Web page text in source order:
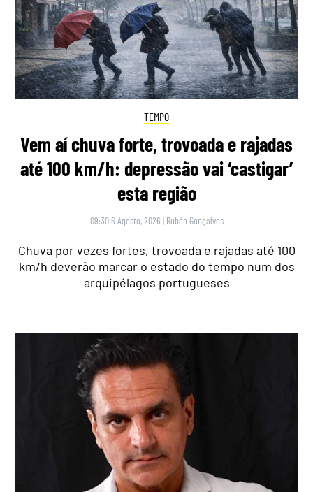
TEMPO
Vem aí chuva forte, trovoada e rajadas
até 100 km/h: depressão vai ‘castigar’
esta região
09:30 6 Agosto, 2026 | Rubén Gonçalves
Chuva por vezes fortes, trovoada e rajadas até 100
km/h deverão marcar o estado do tempo num dos
arquipélagos portugueses